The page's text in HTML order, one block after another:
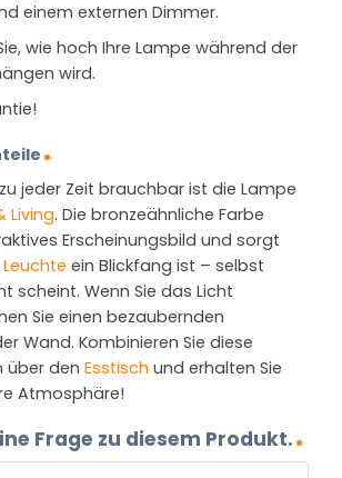
einem externen Dimmer.
wie hoch Ihre Lampe während der
wird.
jeder Zeit brauchbar ist die Lampe
Living. Die bronzeähnliche Farbe
Erscheinungsbild und sorgt
Leuchte ein Blickfang ist – selbst
scheint. Wenn Sie das Licht
Sie einen bezaubernden
Wand. Kombinieren Sie diese
über den Esstisch und erhalten Sie
Atmosphäre!
Frage zu diesem Produkt.